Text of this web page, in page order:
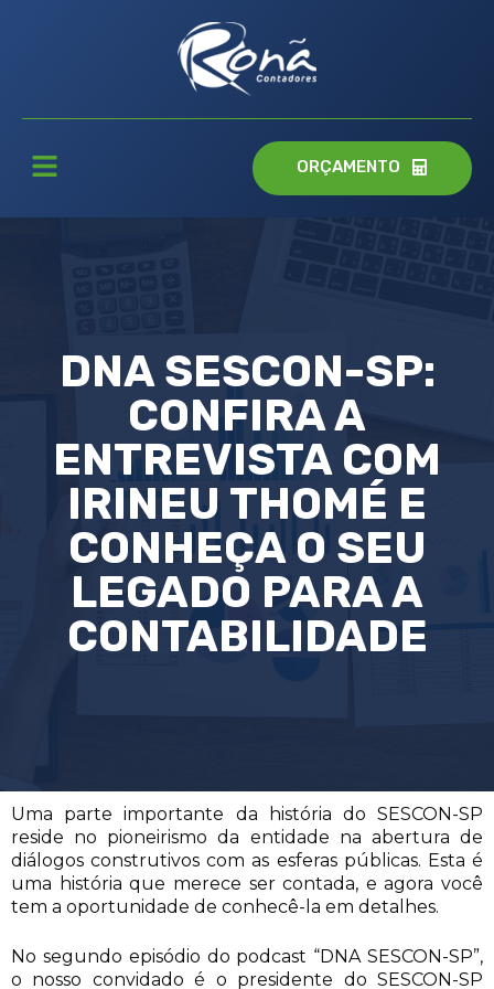
ORÇAMENTO
DNA SESCON-SP:
CONFIRA A
ENTREVISTA COM
IRINEU THOMÉ E
CONHEÇA O SEU
LEGADO PARA A
CONTABILIDADE
Uma parte importante da história do SESCON-SP
reside no pioneirismo da entidade na abertura de
diálogos construtivos com as esferas públicas. Esta é
uma história que merece ser contada, e agora você
tem a oportunidade de conhecê-la em detalhes.
No segundo episódio do podcast “DNA SESCON-SP”,
o nosso convidado é o presidente do SESCON-SP